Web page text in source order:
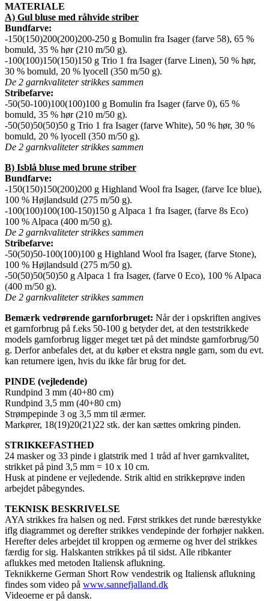
MATERIALE
A) Gul bluse med råhvide striber
Bundfarve:
-150(150)200(200)200-250 g Bomulin fra Isager (farve 58), 65 %
bomuld, 35 % hør (210 m/50 g).
-100(100)150(150)150 g Trio 1 fra Isager (farve Linen), 50 % hør,
30 % bomuld, 20 % lyocell (350 m/50 g).
De 2 garnkvaliteter strikkes sammen
Stribefarve:
-50(50-100)100(100)100 g Bomulin fra Isager (farve 0), 65 %
bomuld, 35 % hør (210 m/50 g).
-50(50)50(50)50 g Trio 1 fra Isager (farve White), 50 % hør, 30 %
bomuld, 20 % lyocell (350 m/50 g).
De 2 garnkvaliteter strikkes sammen
B) Isblå bluse med brune striber
Bundfarve:
-150(150)150(200)200 g Highland Wool fra Isager, (farve Ice blue),
100 % Højlandsuld (275 m/50 g).
-100(100)100(100-150)150 g Alpaca 1 fra Isager, (farve 8s Eco)
100 % Alpaca (400 m/50 g).
De 2 garnkvaliteter strikkes sammen
Stribefarve:
-50(50)50-100(100)100 g Highland Wool fra Isager, (farve Stone),
100 % Højlandsuld (275 m/50 g).
-50(50)50(50)50 g Alpaca 1 fra Isager, (farve 0 Eco), 100 % Alpaca
(400 m/50 g).
De 2 garnkvaliteter strikkes sammen
Bemærk vedrørende garnforbruget: Når der i opskriften angives
et garnforbrug på f.eks 50-100 g betyder det, at den teststrikkede
models garnforbrug ligger meget tæt på det mindste garnforbrug/50
g. Derfor anbefales det, at du køber et ekstra nøgle garn, som du evt.
kan returnere igen, hvis du ikke får brug for det.
PINDE (vejledende)
Rundpind 3 mm (40+80 cm)
Rundpind 3,5 mm (40+80 cm)
Strømpepinde 3 og 3,5 mm til ærmer.
Markører, 18(19)20(21)22 stk. der kan sættes omkring pinden.
STRIKKEFASTHED
24 masker og 33 pinde i glatstrik med 1 tråd af hver garnkvalitet,
strikket på pind 3,5 mm = 10 x 10 cm.
Husk at pindene er vejledende. Strik altid en strikkeprøve inden
arbejdet påbegyndes.
TEKNISK BESKRIVELSE
AYA strikkes fra halsen og ned. Først strikkes det runde bærestykke
iflg diagrammet og derefter strikkes vendepinde der forhøjer nakken.
Herefter deles arbejdet til kroppen og ærmerne og hver del strikkes
færdig for sig. Halskanten strikkes på til sidst. Alle ribkanter
aflukkes med metoden Italiensk aflukning.
Teknikkerne German Short Row vendestrik og Italiensk aflukning
findes som video på www.sannefjalland.dk
Videoerne er på dansk.